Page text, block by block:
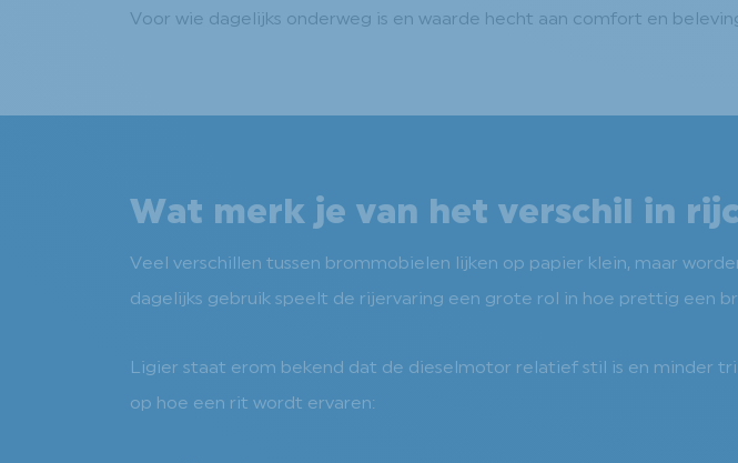
Voor wie dagelijks onderweg is en waarde hecht aan comfort en
Wat merk je van het verschil in
Veel verschillen tussen brommobielen lijken op papier klein, maar
dagelijks gebruik speelt de rijervaring een grote rol in hoe prettig een
Ligier staat erom bekend dat de dieselmotor relatief stil is en minder
op hoe een rit wordt ervaren: